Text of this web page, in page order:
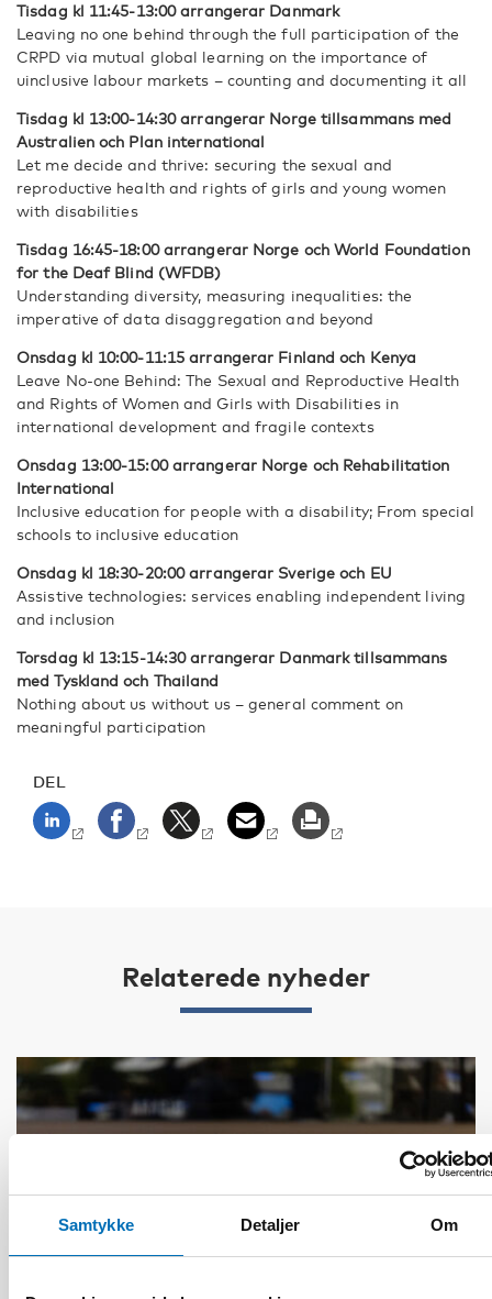
Samtykke Detaljer Om
Tisdag kl 11:45-13:00 arrangerar Danmark
Leaving no one behind through the full participation of the
CRPD via mutual global learning on the importance of
uinclusive labour markets – counting and documenting it all
Tisdag kl 13:00-14:30 arrangerar Norge tillsammans med
Australien och Plan international
Let me decide and thrive: securing the sexual and
reproductive health and rights of girls and young women
with disabilities
Tisdag 16:45-18:00 arrangerar Norge och World Foundation
for the Deaf Blind (WFDB)
Understanding diversity, measuring inequalities: the
imperative of data disaggregation and beyond
Onsdag kl 10:00-11:15 arrangerar Finland och Kenya
Leave No-one Behind: The Sexual and Reproductive Health
and Rights of Women and Girls with Disabilities in
international development and fragile contexts
Onsdag 13:00-15:00 arrangerar Norge och Rehabilitation
International
Inclusive education for people with a disability; From special
schools to inclusive education
Onsdag kl 18:30-20:00 arrangerar Sverige och EU
Assistive technologies: services enabling independent living
and inclusion
Torsdag kl 13:15-14:30 arrangerar Danmark tillsammans
med Tyskland och Thailand
Nothing about us without us – general comment on
meaningful participation
DEL
Relaterede nyheder